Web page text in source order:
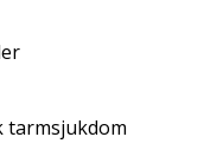
tarmsjukdom